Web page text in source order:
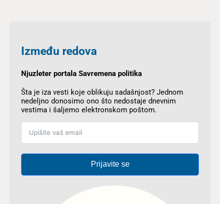
Između redova
Njuzleter portala Savremena politika
Šta je iza vesti koje oblikuju sadašnjost? Jednom
nedeljno donosimo ono što nedostaje dnevnim
vestima i šaljemo elektronskom poštom.
Prijavite se